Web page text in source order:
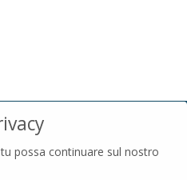
possa continuare sul nostro